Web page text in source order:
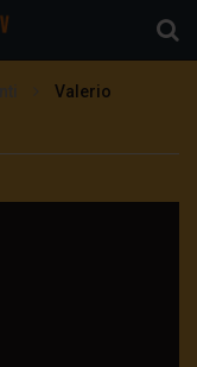
Valerio